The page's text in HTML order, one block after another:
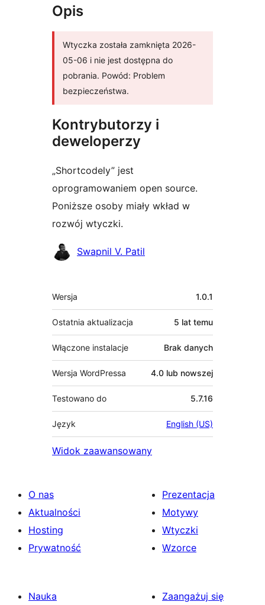
Opis
Wtyczka została zamknięta 2026-
05-06 i nie jest dostępna do
pobrania. Powód: Problem
bezpieczeństwa.
Kontrybutorzy i
deweloperzy
„Shortcodely” jest
oprogramowaniem open source.
Poniższe osoby miały wkład w
rozwój wtyczki.
Zaangażowani
Swapnil V. Patil
Meta
Wersja 1.0.1
Ostatnia aktualizacja 5 lat temu
Włączone instalacje Brak danych
Wersja WordPressa 4.0 lub nowszej
Testowano do 5.7.16
Język English (US)
Widok zaawansowany
O nas
Aktualności
Hosting
Prywatność
Prezentacja
Motywy
Wtyczki
Wzorce
Nauka
Zaangażuj się